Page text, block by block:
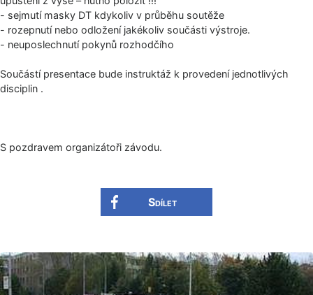
- sejmutí masky DT kdykoliv v průběhu soutěže
- rozepnutí nebo odložení jakékoliv součásti výstroje.
- neuposlechnutí pokynů rozhodčího
Součástí presentace bude instruktáž k provedení jednotlivých
disciplin .
S pozdravem organizátoři závodu.
Sdílet